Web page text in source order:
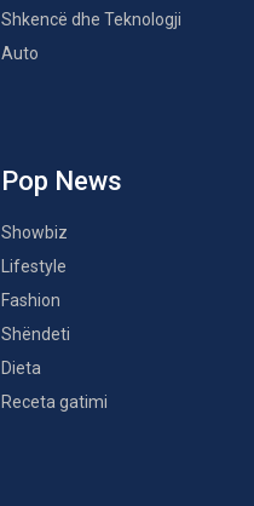
Shkencë dhe Teknologji
Auto
Pop News
Showbiz
Lifestyle
Fashion
Shëndeti
Dieta
Receta gatimi